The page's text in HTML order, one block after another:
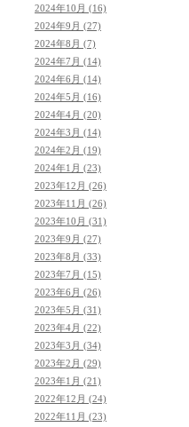
2024年10月 (16)
2024年9月 (27)
2024年8月 (7)
2024年7月 (14)
2024年6月 (14)
2024年5月 (16)
2024年4月 (20)
2024年3月 (14)
2024年2月 (19)
2024年1月 (23)
2023年12月 (26)
2023年11月 (26)
2023年10月 (31)
2023年9月 (27)
2023年8月 (33)
2023年7月 (15)
2023年6月 (26)
2023年5月 (31)
2023年4月 (22)
2023年3月 (34)
2023年2月 (29)
2023年1月 (21)
2022年12月 (24)
2022年11月 (23)